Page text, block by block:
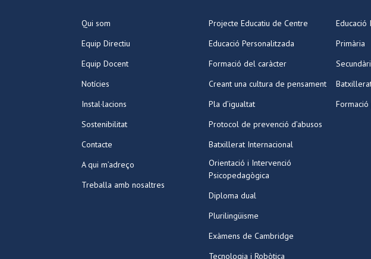
Qui som
Equip Directiu
Equip Docent
Notícies
Instal·lacions
Sostenibilitat
Contacte
A qui m’adreço
Treballa amb nosaltres
Projecte Educatiu de Centre
Educació Personalitzada
Formació del caràcter
Creant una cultura de pensament
Pla d’igualtat
Protocol de prevenció d’abusos
Batxillerat Internacional
Orientació i Intervenció
Psicopedagògica
Diploma dual
Plurilingüisme
Exàmens de Cambridge
Tecnologia i Robòtica
Educació
Primària